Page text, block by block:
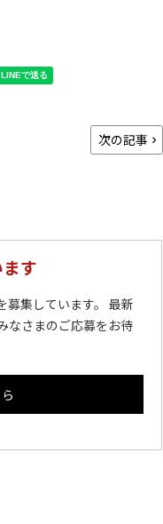
次の記事
す
募集しています。 最新
なさまのご応募をお待